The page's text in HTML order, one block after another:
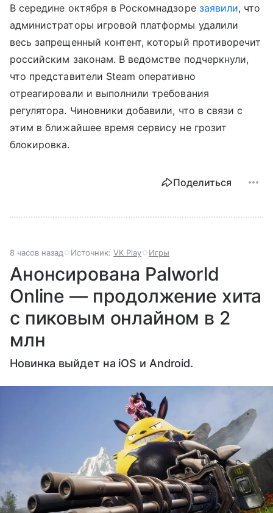
В середине октября в Роскомнадзоре заявили, что
администраторы игровой платформы удалили
весь запрещенный контент, который противоречит
российским законам. В ведомстве подчеркнули,
что представители Steam оперативно
отреагировали и выполнили требования
регулятора. Чиновники добавили, что в связи с
этим в ближайшее время сервису не грозит
блокировка.
Поделиться
8 часов назад Источник: VK Play Игры
Анонсирована Palworld
Online — продолжение хита
с пиковым онлайном в 2
млн
Новинка выйдет на iOS и Android.